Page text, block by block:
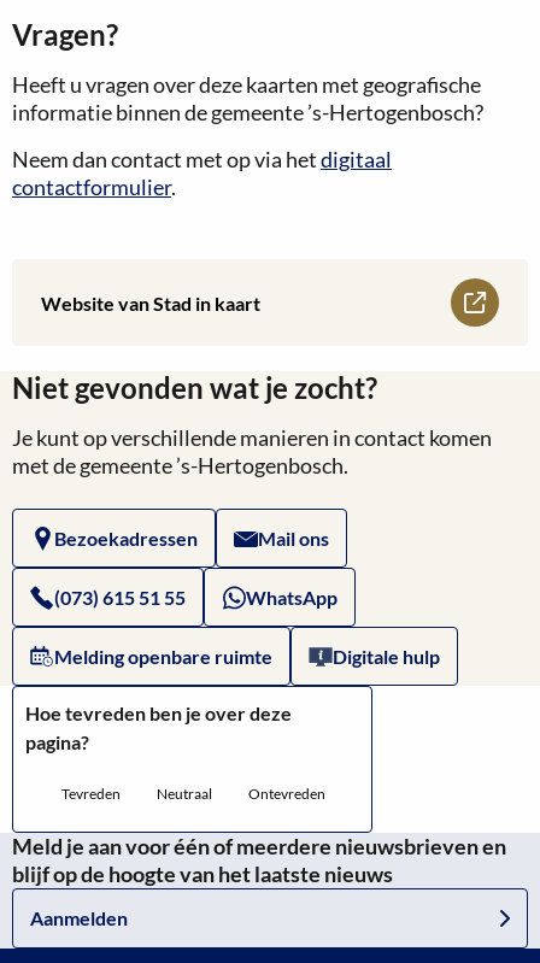
Vragen?
Heeft u vragen over deze kaarten met geografische
informatie binnen de gemeente ’s-Hertogenbosch?
Neem dan contact met op via hetdigitaal
contactformulier.
Website van Stad in kaart
Lees
over
Website
Stad
in
Niet gevonden wat je zocht?
Je kunt op verschillende manieren in contact komen
met de gemeente ’s-Hertogenbosch.
Bezoekadressen Mail ons
(073) 615 51 55 WhatsApp
Melding openbare ruimte Digitale hulp
Hoe tevreden ben je over deze
pagina?
Tevreden Neutraal Ontevreden
Meld je aan voor één of meerdere nieuwsbrieven en
blijf op de hoogte van het laatste nieuws
Aanmelden